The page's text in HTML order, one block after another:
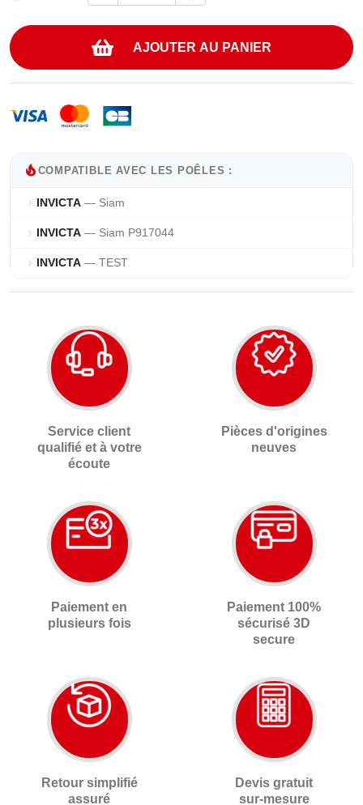
AJOUTER AU PANIER
local_fire_department COMPATIBLE AVEC LES POÊLES :
chevron_right INVICTA — Siam
chevron_right INVICTA — Siam P917044
chevron_right INVICTA — TEST
Service client
qualifié et à votre
écoute
Pièces d'origines
neuves
Paiement en
plusieurs fois
Paiement 100%
sécurisé 3D
secure
Retour simplifié
assuré
Devis gratuit
sur-mesure